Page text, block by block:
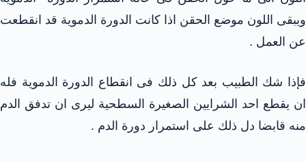
ويبقى اللون موضع الحقن اذا كانت الدورة الدموية قد انقطعت
عن العمل .
فإذا شك الطبيب بعد كل ذلك فى انقطاع الدورة الدموية فله
ان يقطع احد الشرايين الصغيرة السطحية ليرى ان تدفق الدم
منه قابضا دل ذلك على استمرار دورة الدم .